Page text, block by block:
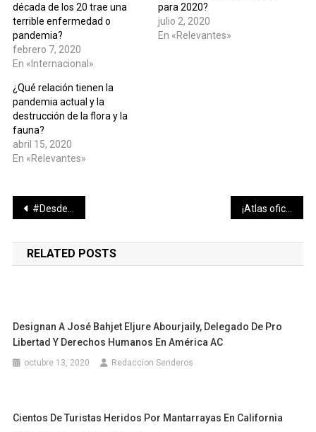
década de los 20 trae una
terrible enfermedad o
pandemia?
febrero 7, 2020
En «Internacional»
para 2020?
julio 2, 2020
En «Relevantes»
¿Qué relación tienen la
pandemia actual y la
destrucción de la flora y la
fauna?
abril 15, 2020
En «Relevantes»
Navegación
de
entradas
#DesdeLaBarrera El curioso caso de Harfuch
RELATED POSTS
Designan A José Bahjet Eljure Abourjaily, Delegado De Pro
Libertad Y Derechos Humanos En América AC
octubre 13, 2020 Redaccion Senderos
Cientos De Turistas Heridos Por Mantarrayas En California